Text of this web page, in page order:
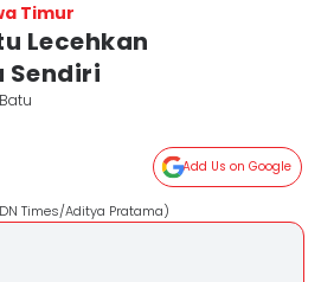
Timur
Lecehkan
Sendiri
Add Us on Google
Times/Aditya Pratama)